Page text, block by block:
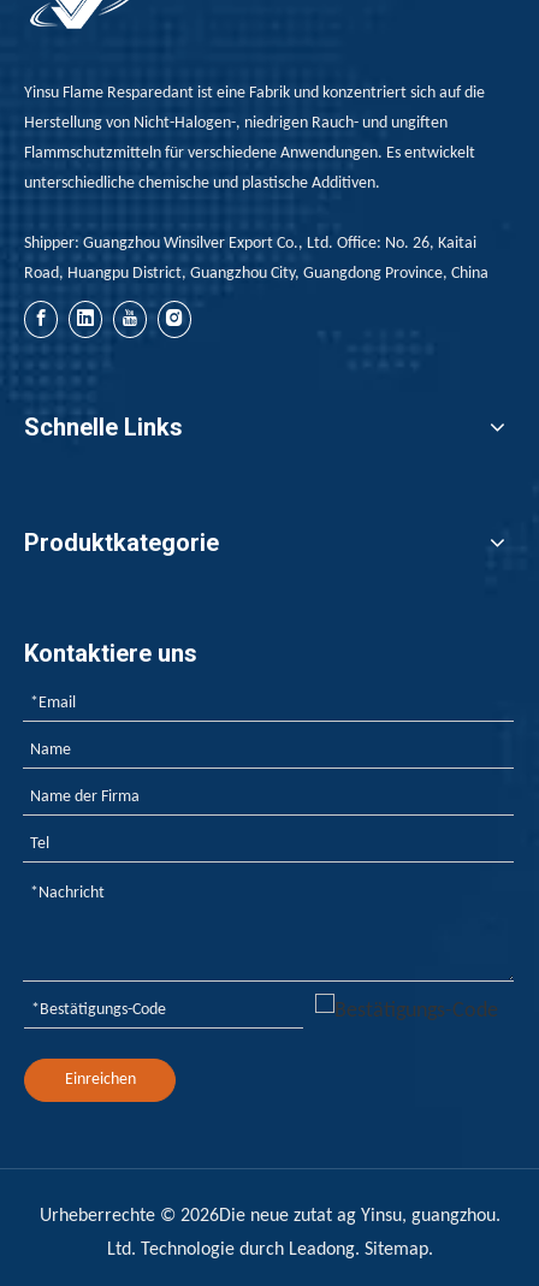
Yinsu Flame Resparedant ist eine Fabrik und konzentriert sich auf die
Herstellung von Nicht-Halogen-, niedrigen Rauch- und ungiften
Flammschutzmitteln für verschiedene Anwendungen. Es entwickelt
unterschiedliche chemische und plastische Additiven.
Shipper: Guangzhou Winsilver Export Co., Ltd. Office: No. 26, Kaitai
Road, Huangpu District, Guangzhou City, Guangdong Province, China
Schnelle Links
Produktkategorie
Kontaktiere uns
Einreichen
Urheberrechte © 2026Die neue zutat ag Yinsu, guangzhou.
Ltd. Technologie durch Leadong. Sitemap.